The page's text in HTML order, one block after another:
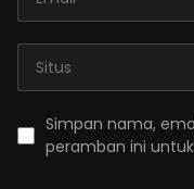
Simpan nama,
peramban ini